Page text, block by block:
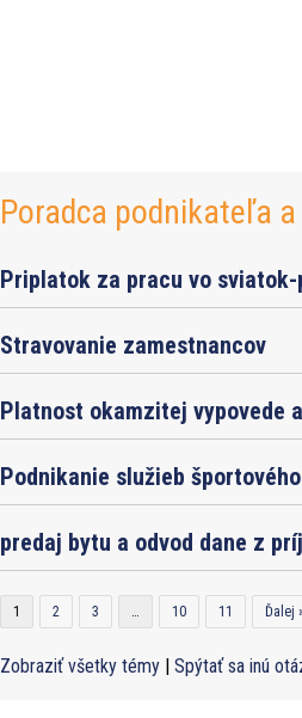
Poradca podnikateľa
Priplatok za pracu vo sviatok-
Stravovanie zamestnancov
Platnost okamzitej vypovede
Podnikanie služieb
predaj bytu a odvod dane z
1 2 3 … 10 11 Ďalej
Zobraziť všetky témy Spýtať sa inú